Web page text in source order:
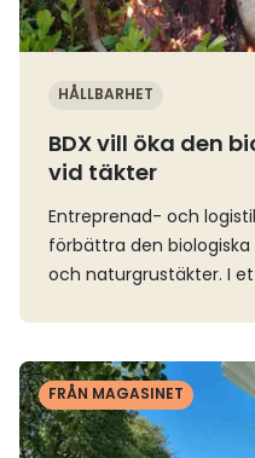
HÅLLBARHET
BDX vill öka den
vid täkter
Entreprenad- och
förbättra den
och naturgrustäkter. I
viktiga livsmiljöer för
som gynnas av den
täkt, till exempel
varierad växtlighet. –
FRÅN MAGASINET
Läs mer